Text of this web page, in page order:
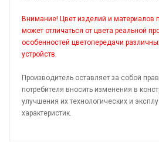
Внимание! Цвет изделий и материалов
может отличаться от цвета реальной
особенностей цветопередачи
устройств.
Производитель оставляет за собой
потребителя вносить изменения в
улучшения их технологических и
характеристик.